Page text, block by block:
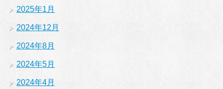
2025年1月
2024年12月
2024年8月
2024年5月
2024年4月